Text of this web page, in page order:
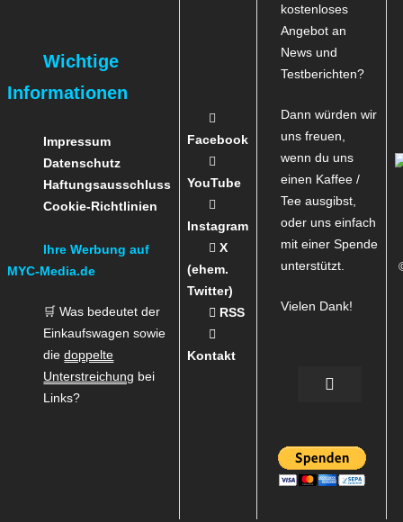
Wichtige
Informationen
Impressum
Datenschutz
Haftungsausschluss
Cookie-Richtlinien
Ihre Werbung auf
MYC-Media.de
🛒 Was bedeutet der
Einkaufswagen sowie
diedoppelte
Unterstreichung bei
Links?
Facebook
YouTube
Instagram
X
(ehem.
Twitter)
RSS
Kontakt
kostenloses
Angebot an
News und
Testberichten?
Dann würden wir
uns freuen,
wenn du uns
einen Kaffee /
Tee ausgibst,
oder uns einfach
mit einer Spende
unterstützt.
Vielen Dank!